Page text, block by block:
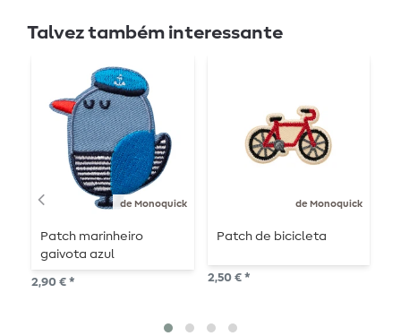
Talvez também interessante
de Monoquick
Patch marinheiro
gaivota azul
2,90 € *
de Monoquick
Patch de bicicleta
2,50 € *